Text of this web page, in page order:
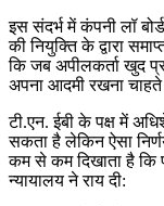
इस संदर्भ में कंपनी लॉ
की नियुक्ति के द्वारा
कि जब अपीलकर्ता खुद
अपना आदमी रखना चाहते
टी.एन. ईबी के पक्ष में
सकता है लेकिन ऐसा
कम से कम दिखाता है कि
न्यायालय ने राय दी: